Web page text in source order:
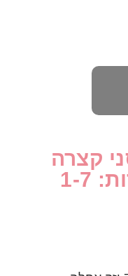
קצרה
לבנים ולבנות |מידות: 1-7